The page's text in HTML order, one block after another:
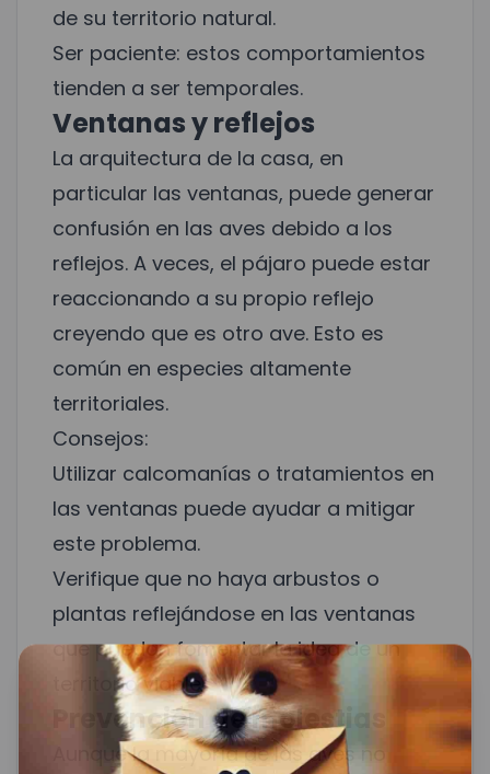
de su territorio natural.
Ser paciente: estos comportamientos
tienden a ser temporales.
Ventanas y reflejos
La arquitectura de la casa, en
particular las ventanas, puede generar
confusión en las aves debido a los
reflejos. A veces, el pájaro puede estar
reaccionando a su propio reflejo
creyendo que es otro ave. Esto es
común en especies altamente
territoriales.
Consejos:
Utilizar calcomanías o tratamientos en
las ventanas puede ayudar a mitigar
este problema.
Verifique que no haya arbustos o
plantas reflejándose en las ventanas
que puedan fomentar la idea de un
territorio viable.
Prevención de molestias
Aunque la mayoría de las aves no